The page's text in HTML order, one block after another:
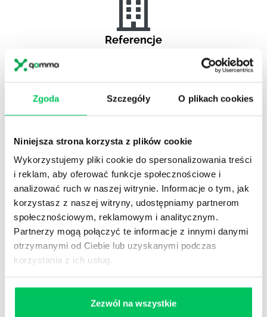
Zgoda Szczegóły O plikach cookies
Niniejsza strona korzysta z plików cookie
Wykorzystujemy pliki cookie do spersonalizowania treści
i reklam, aby oferować funkcje społecznościowe i
analizować ruch w naszej witrynie. Informacje o tym, jak
korzystasz z naszej witryny, udostępniamy partnerom
społecznościowym, reklamowym i analitycznym.
Partnerzy mogą połączyć te informacje z innymi danymi
otrzymanymi od Ciebie lub uzyskanymi podczas
korzystania z ich usług.
Zezwól na wszystkie
Referencje
Administracja publiczna
Referencje
Pełna lista referencyjna
Case studies
Zestawienie case studies